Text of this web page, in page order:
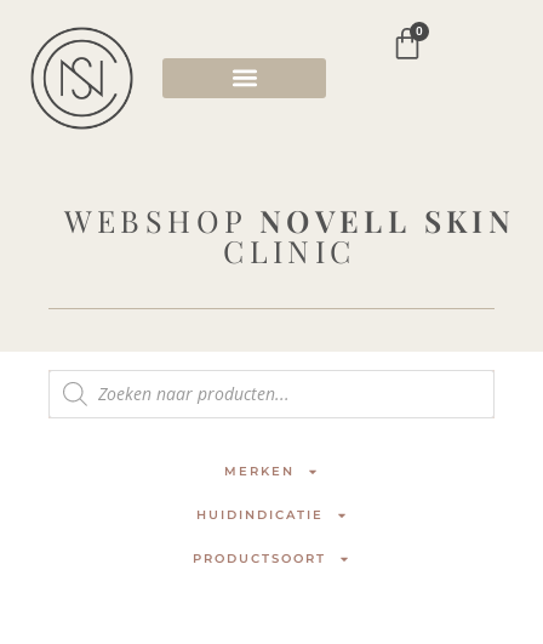
0
WEBSHOP NOVELL SKIN
CLINIC
MERKEN
HUIDINDICATIE
PRODUCTSOORT